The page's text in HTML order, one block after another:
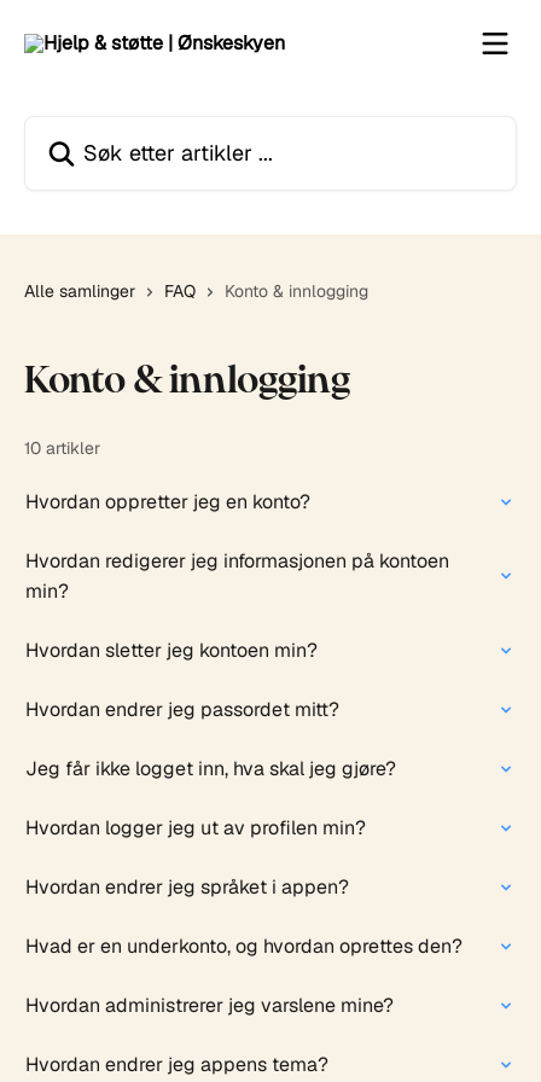
Alle samlinger FAQ Konto & innlogging
Konto & innlogging
10 artikler
Hvordan oppretter jeg en konto?
Hvordan redigerer jeg informasjonen på kontoen
min?
Hvordan sletter jeg kontoen min?
Hvordan endrer jeg passordet mitt?
Jeg får ikke logget inn, hva skal jeg gjøre?
Hvordan logger jeg ut av profilen min?
Hvordan endrer jeg språket i appen?
Hvad er en underkonto, og hvordan oprettes den?
Hvordan administrerer jeg varslene mine?
Hvordan endrer jeg appens tema?